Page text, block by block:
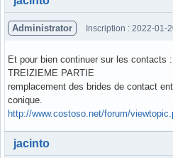
Administrator Inscription : 2022-01-
Et pour bien continuer sur les contacts :
TREIZIEME PARTIE
remplacement des brides de contact
conique.
http://www.costoso.net/forum/
Hors ligne
jacinto